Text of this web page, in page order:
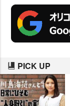
PICK UP